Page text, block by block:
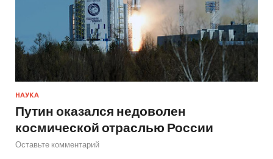
НАУКА
Путин оказался недоволен
космической отраслью России
Оставьте комментарий